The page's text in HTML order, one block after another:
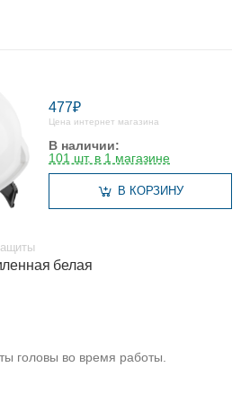
477₽
Цена интернет магазина
В наличии:
101 шт. в 1 магазине
В КОРЗИНУ
белая
головы во время работы.